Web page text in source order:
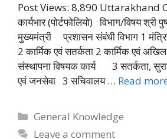
Post Views: 8,890 Uttarakhand
कार्यभार (पोर्टफोलियो) विभाग/विषय श्री
मुख्यमंत्री प्रशासन संबंधी विभाग 1
2 कार्मिक एवं सतर्कता 2 कार्मिक एवं
संस्थापना विषयक कार्य 3 सतर्कता,
एवं जनसेवा 3 सचिवालय … Read
Categories
General Knowledge
Leave a comment